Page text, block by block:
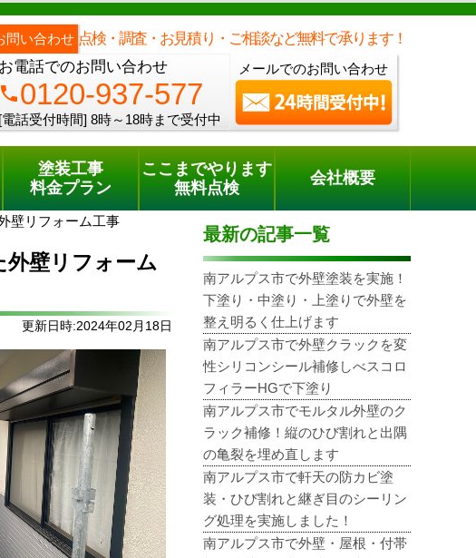
問い合わせ 点検・調査・お見積り・ご相談など無料で承ります！
お電話でのお問い合わせ
phone0120-937-577
[電話受付時間] 8時～18時まで受付中
メールでのお問い合わせ
電話でのご相談 [8時～18時まで受付中]
phone0120-937-577
塗装工事
料金プラン
ここまでやります
無料点検
会社概要
壁リフォーム工事
外壁リフォーム
更新日時:2024年02月18日
最新の記事一覧
南アルプス市で外壁塗装を実施！
下塗り・中塗り・上塗りで外壁を
整え明るく仕上げます
南アルプス市で外壁クラックを変
性シリコンシール補修しべスコロ
フィラーHGで下塗り
南アルプス市でモルタル外壁のク
ラック補修！縦のひび割れと出隅
の亀裂を埋め直します
南アルプス市で軒天の防カビ塗
装・ひび割れと継ぎ目のシーリン
グ処理を実施しました！
南アルプス市で外壁・屋根・付帯